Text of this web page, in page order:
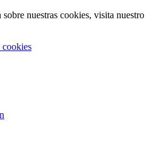
nuestras cookies, visita nuestro
cookies